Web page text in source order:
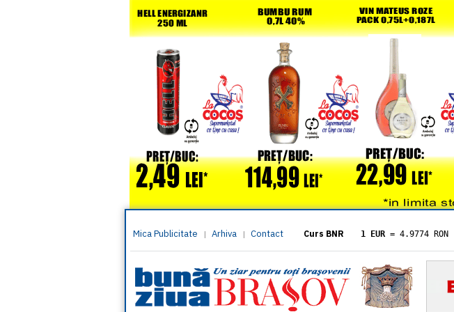
Mica Publicitate | Arhiva | Contact Curs BNR 1 EUR = 4.9774 RON
= 5.8304 RON
1 XAU= 464.4611 RON
1 AED= 1.1933 RON
1 AUD= 2.7957 RON
1 BGN= 2.5449 RON